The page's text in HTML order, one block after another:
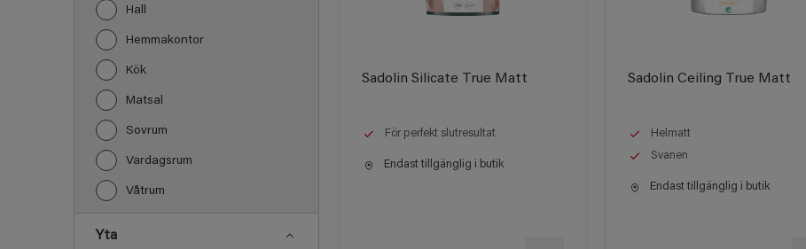
Hall
Hemmakontor
Kök
Matsal
Sovrum
Vardagsrum
Våtrum
Yta
Sadolin Silicate True Matt
För perfekt slutresultat
Endast tillgänglig i butik
Sadolin Ceiling True Matt
Helmatt
Svanen
Endast tillgänglig i butik